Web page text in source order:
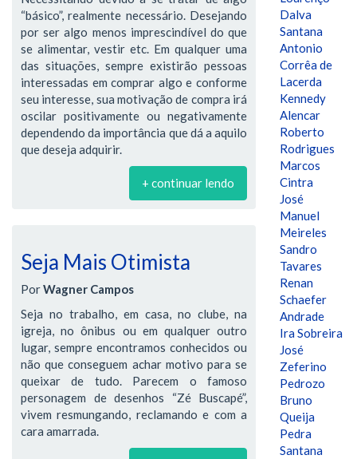
“básico”, realmente necessário. Desejando
por ser algo menos imprescindível do que
se alimentar, vestir etc. Em qualquer uma
das situações, sempre existirão pessoas
interessadas em comprar algo e conforme
seu interesse, sua motivação de compra irá
oscilar positivamente ou negativamente
dependendo da importância que dá a aquilo
que deseja adquirir.
+ continuar lendo
Seja Mais Otimista
PorWagner Campos
Seja no trabalho, em casa, no clube, na
igreja, no ônibus ou em qualquer outro
lugar, sempre encontramos conhecidos ou
não que conseguem achar motivo para se
queixar de tudo. Parecem o famoso
personagem de desenhos “Zé Buscapé”,
vivem resmungando, reclamando e com a
cara amarrada.
Dalva
Santana
Antonio
Corrêa de
Lacerda
Kennedy
Alencar
Roberto
Rodrigues
Marcos
Cintra
José
Manuel
Meireles
Sandro
Tavares
Renan
Schaefer
Andrade
Ira Sobreira
José
Zeferino
Pedrozo
Bruno
Queija
Pedra
Santana